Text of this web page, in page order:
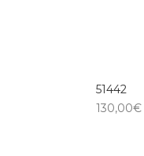
51442
130,00€